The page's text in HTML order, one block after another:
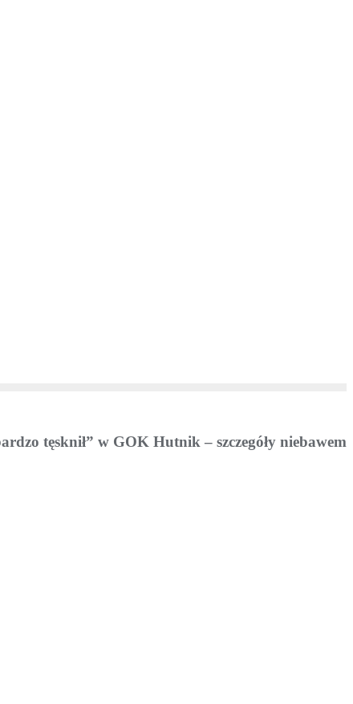
tęsknił” w GOK Hutnik – szczegóły niebawem